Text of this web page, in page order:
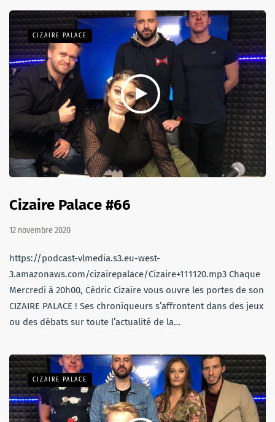
CIZAIRE PALACE
Cizaire Palace #66
12 novembre 2020
https://podcast-vlmedia.s3.eu-west-
3.amazonaws.com/cizairepalace/Cizaire+111120.mp3 Chaque
Mercredi à 20h00, Cédric Cizaire vous ouvre les portes de son
CIZAIRE PALACE ! Ses chroniqueurs s’affrontent dans des jeux
ou des débats sur toute l’actualité de la…
CIZAIRE PALACE